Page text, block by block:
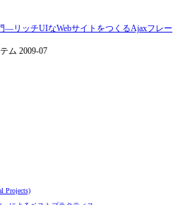
―リッチUIなWebサイトをつくるAjaxフレー
ム 2009-07